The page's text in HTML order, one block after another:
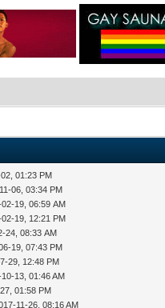
01:23 PM
06, 03:34 PM
19, 06:59 AM
19, 12:21 PM
24, 08:33 AM
19, 07:43 PM
29, 12:48 PM
13, 01:46 AM
01:58 PM
11-26, 08:16 AM